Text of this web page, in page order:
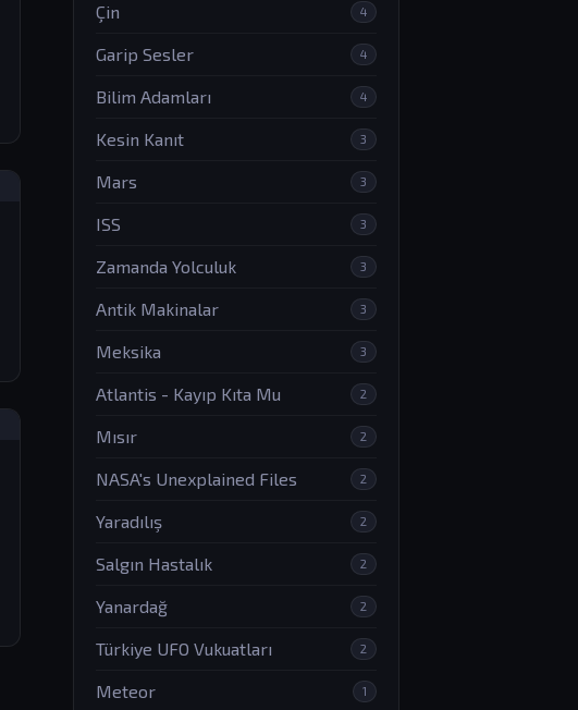
Çin 4
Garip Sesler 4
Bilim Adamları 4
Kesin Kanıt 3
Mars 3
ISS 3
Zamanda Yolculuk 3
Antik Makinalar 3
Meksika 3
Atlantis - Kayıp Kıta Mu 2
Mısır 2
NASA's Unexplained Files 2
Yaradılış 2
Salgın Hastalık 2
Yanardağ 2
Türkiye UFO Vukuatları 2
Meteor 1